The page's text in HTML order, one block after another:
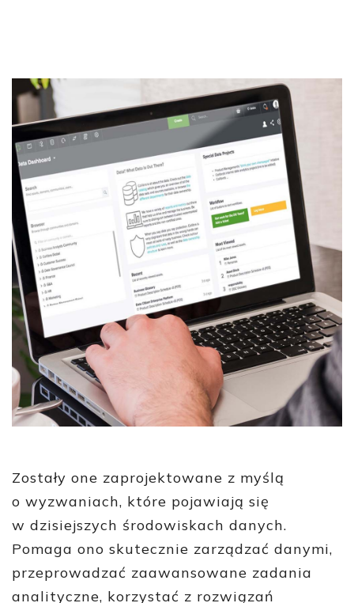
Zostały one zaprojektowane z myślą
o wyzwaniach, które pojawiają się
w dzisiejszych środowiskach danych.
Pomaga ono skutecznie zarządzać danymi,
przeprowadzać zaawansowane zadania
analityczne, korzystać z rozwiązań